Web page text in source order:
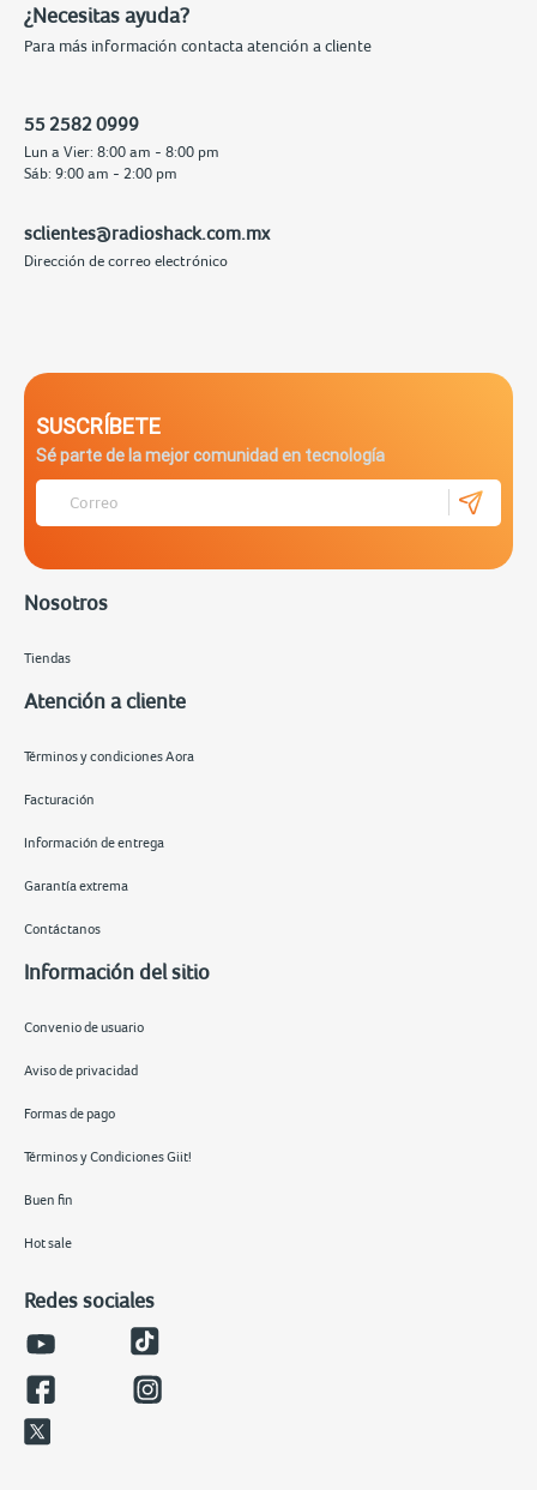
¿Necesitas ayuda?
Para más información contacta atención a cliente
55 2582 0999
Lun a Vier: 8:00 am - 8:00 pm
Sáb: 9:00 am - 2:00 pm
sclientes@radioshack.com.mx
Dirección de correo electrónico
SUSCRÍBETE
Sé parte de la mejor comunidad en tecnología
Nosotros
Tiendas
Atención a cliente
Términos y condiciones Aora
Facturación
Información de entrega
Garantía extrema
Contáctanos
Información del sitio
Convenio de usuario
Aviso de privacidad
Formas de pago
Términos y Condiciones Giit!
Buen fin
Hot sale
Redes sociales